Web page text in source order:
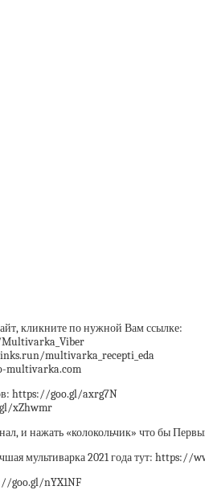
кликните по нужной Вам ссылке:
multivarka_recepti_eda
multivarka.com
https://goo.gl/axrg7N
xZhwmr
и нажать «колокольчик» что бы
мультиварка 2021 года тут: https://
goo.gl/nYX1NF